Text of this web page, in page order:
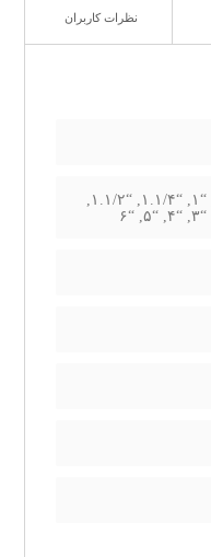
نظرات کاربران
“۱/۲, “۳/۴, “۱, “۱.۱/۴, “۱.۱/۲,